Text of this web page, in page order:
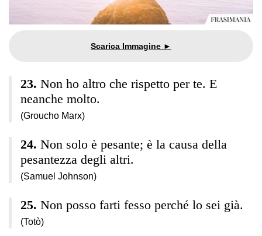
Non ho altro che rispetto per te. E
neanche molto.
(Groucho Marx)
Non solo è pesante; è la causa della
pesantezza degli altri.
(Samuel Johnson)
Non posso farti fesso perché lo sei già.
(Totò)